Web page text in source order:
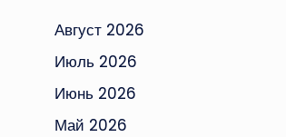
Август 2026
Июль 2026
Июнь 2026
Май 2026